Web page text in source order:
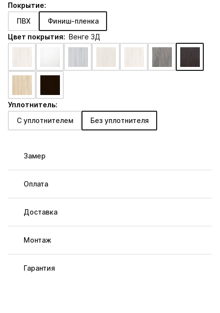
Покрытие:
ПВХ
Финиш-пленка
Цвет покрытия: Венге 3Д
Уплотнитель:
С уплотнителем
Без уплотнителя
Замер
Оплата
Доставка
Монтаж
Гарантия